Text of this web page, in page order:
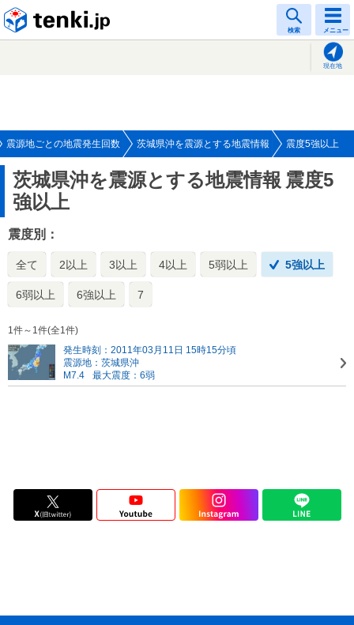
検索 メニュー
現在地
震源地ごとの地震発生回数 茨城県沖を震源とする地震情報 震度5強以上
茨城県沖を震源とする地震情報 震度5
強以上
震度別：
全て 2以上 3以上 4以上 5弱以上 5強以上
6弱以上 6強以上 7
1件～1件(全1件)
発生時刻：2011年03月11日 15時15分頃
震源地：茨城県沖
M7.4
最大震度：6弱